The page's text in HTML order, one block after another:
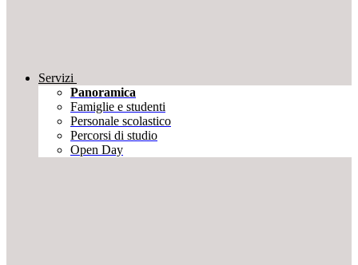
Servizi
Panoramica
Famiglie e studenti
Personale scolastico
Percorsi di studio
Open Day